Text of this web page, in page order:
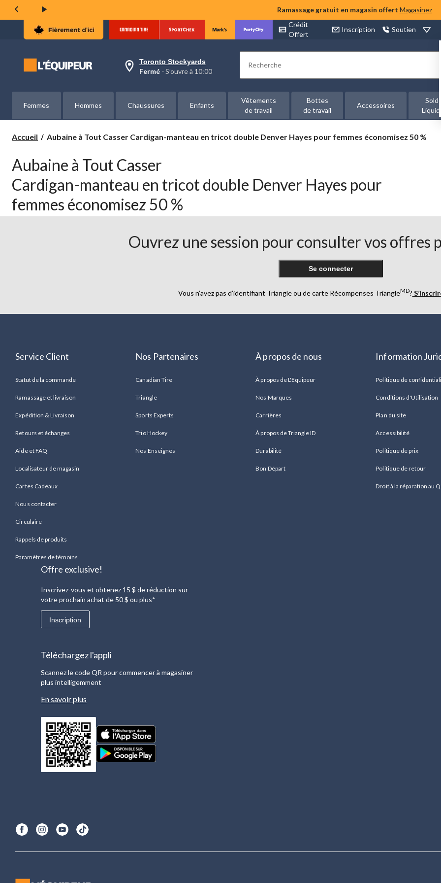
Ramassage gratuit en magasin offert Magasinez
Crédit
Offert
Inscription Soutien
votre
est
Toronto
Stockyards,
S’ouvre
à
cliquer
pour
Toronto Stockyards
Fermé ⋅ S’ouvre à 10:00 Rechercher
Femmes Hommes Chaussures Enfants
Vêtements
de travail
Bottes
de travail
Accessoires
Accueil
Aubaine
Casser
Cardigan-
manteau
en
tricot
double
Aubaine à Tout Casser Cardigan-manteau en tricot double Denver Hayes pour femmes économisez 50 %
Aubaine à Tout Casser
Cardigan-manteau en tricot double Denver Hayes pour
femmes économisez 50 %
Ouvrez une session pour consulter vos offres
Se connecter
Vous n’avez pas d’identifiant Triangle ou de carte Récompenses TriangleMD?
Service Client
Statut de la commande
Ramassage et livraison
Expédition & Livraison
Retours et échanges
Aide et FAQ
Localisateur de magasin
Cartes Cadeaux
Nous contacter
Circulaire
Rappels de produits
Paramètres de témoins
Nos Partenaires
Canadian Tire
Triangle
Sports Experts
Trio Hockey
Nos Enseignes
À propos de nous
À propos de L'Equipeur
Nos Marques
Carrières
À propos de Triangle ID
Durabilité
Bon Départ
Information
Politique de
Conditions d'Utilisation
Plan du site
Accessibilité
Politique de prix
Politique de retour
Droit à la réparation au
Offre exclusive!
Inscrivez-vous et obtenez 15 $ de réduction sur
votre prochain achat de 50 $ ou plus*
Inscription
Téléchargez l'appli
Scannez le code QR pour commencer à magasiner
plus intelligemment
En savoir plus